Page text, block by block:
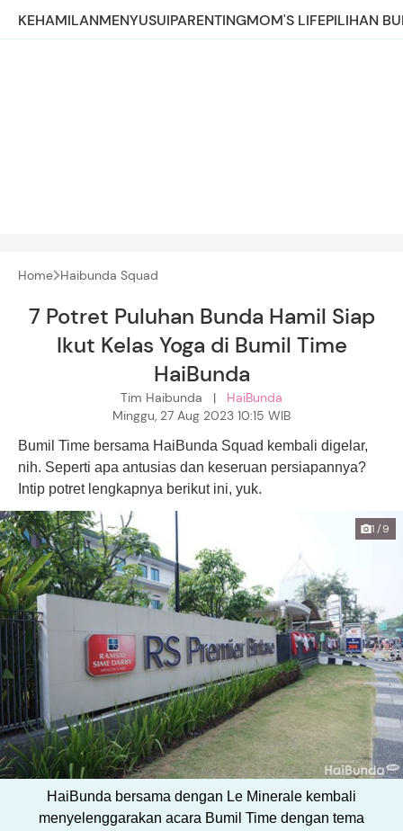
KEHAMILANMENYUSUIPARENTINGMOM'S LIFEPILIHAN
Home Haibunda Squad
7 Potret Puluhan Bunda Hamil Siap
Ikut Kelas Yoga di Bumil Time
HaiBunda
Tim Haibunda | HaiBunda
Minggu, 27 Aug 2023 10:15 WIB
Bumil Time bersama HaiBunda Squad kembali digelar,
nih. Seperti apa antusias dan keseruan persiapannya?
Intip potret lengkapnya berikut ini, yuk.
1/9
HaiBunda bersama dengan Le Minerale kembali
menyelenggarakan acara Bumil Time dengan tema